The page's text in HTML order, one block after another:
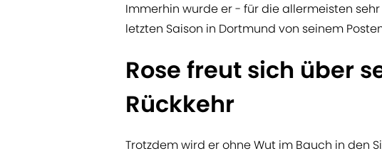
Immerhin wurde er - für die allermeisten
letzten Saison in Dortmund von seinem
Rose freut sich über
Rückkehr
Trotzdem wird er ohne Wut im Bauch in den